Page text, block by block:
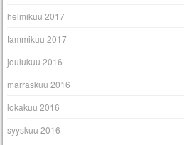
helmikuu 2017
tammikuu 2017
joulukuu 2016
marraskuu 2016
lokakuu 2016
syyskuu 2016